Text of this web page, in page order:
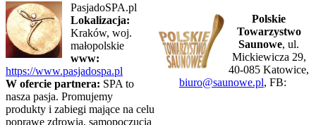
PasjadoSPA.pl
Lokalizacja:
Kraków, woj.
małopolskie
www:
https://www.pasjadospa.pl
W ofercie partnera: SPA to
nasza pasja. Promujemy
produkty i zabiegi mające na celu
poprawę zdrowia, samopoczucia
Polskie
Towarzystwo
Saunowe, ul.
Mickiewicza 29,
40-085 Katowice,
biuro@saunowe.pl, FB: